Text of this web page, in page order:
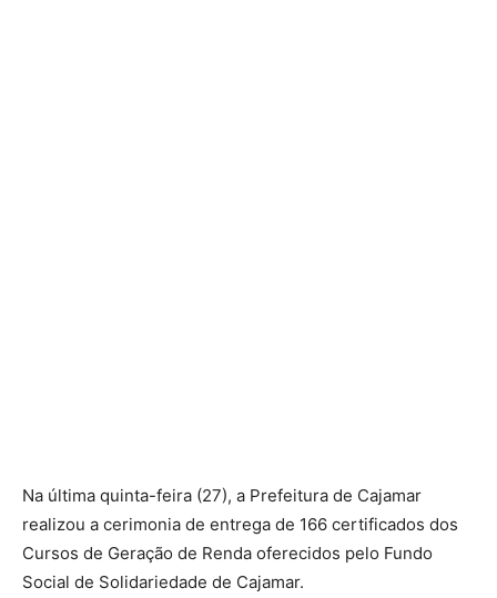
Na última quinta-feira (27), a Prefeitura de Cajamar
realizou a cerimonia de entrega de 166 certificados dos
Cursos de Geração de Renda oferecidos pelo Fundo
Social de Solidariedade de Cajamar.